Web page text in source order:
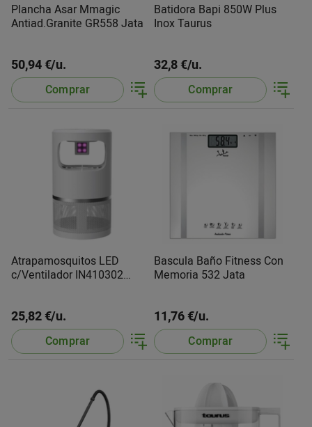
Plancha Asar Mmagic
Antiad.Granite GR558 Jata
50,94 €/u.
Comprar
Batidora Bapi 850W Plus
Inox Taurus
32,8 €/u.
Comprar
Atrapamosquitos LED
c/Ventilador IN410302
25,82 €/u.
Comprar
Bascula Baño Fitness Con
Memoria 532 Jata
11,76 €/u.
Comprar